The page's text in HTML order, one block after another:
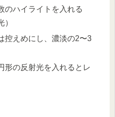
のハイライトを入れる
）
控えめにし、濃淡の2〜3
形の反射光を入れるとレ